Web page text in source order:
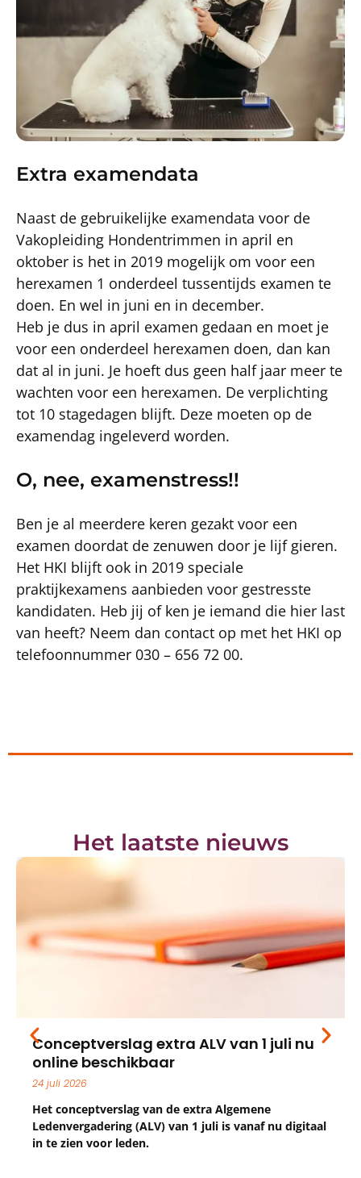
Extra examendata
Naast de gebruikelijke examendata voor de
Vakopleiding Hondentrimmen in april en
oktober is het in 2019 mogelijk om voor een
herexamen 1 onderdeel tussentijds examen te
doen. En wel in juni en in december.
Heb je dus in april examen gedaan en moet je
voor een onderdeel herexamen doen, dan kan
dat al in juni. Je hoeft dus geen half jaar meer te
wachten voor een herexamen. De verplichting
tot 10 stagedagen blijft. Deze moeten op de
examendag ingeleverd worden.
O, nee, examenstress!!
Ben je al meerdere keren gezakt voor een
examen doordat de zenuwen door je lijf gieren.
Het HKI blijft ook in 2019 speciale
praktijkexamens aanbieden voor gestresste
kandidaten. Heb jij of ken je iemand die hier last
van heeft? Neem dan contact op met het HKI op
telefoonnummer 030 – 656 72 00.
Het laatste nieuws
Conceptverslag extra ALV van 1 juli nu
online beschikbaar
24 juli 2026
Het conceptverslag van de extra Algemene
Ledenvergadering (ALV) van 1 juli is vanaf nu digitaal
in te zien voor leden.